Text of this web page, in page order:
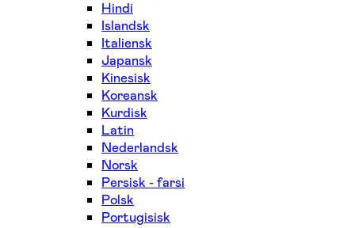
Hindi
Islandsk
Italiensk
Japansk
Kinesisk
Koreansk
Kurdisk
Latin
Nederlandsk
Norsk
Persisk - farsi
Polsk
Portugisisk